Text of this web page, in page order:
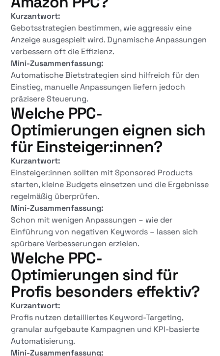
Kurzantwort:
Gebotsstrategien bestimmen, wie aggressiv eine
Anzeige ausgespielt wird. Dynamische Anpassungen
verbessern oft die Effizienz.
Mini-Zusammenfassung:
Automatische Bietstrategien sind hilfreich für den
Einstieg, manuelle Anpassungen liefern jedoch
präzisere Steuerung.
Welche PPC-
Optimierungen eignen sich
für Einsteiger:innen?
Kurzantwort:
Einsteiger:innen sollten mit Sponsored Products
starten, kleine Budgets einsetzen und die Ergebnisse
regelmäßig überprüfen.
Mini-Zusammenfassung:
Schon mit wenigen Anpassungen – wie der
Einführung von negativen Keywords – lassen sich
spürbare Verbesserungen erzielen.
Welche PPC-
Optimierungen sind für
Profis besonders effektiv?
Kurzantwort:
Profis nutzen detailliertes Keyword-Targeting,
granular aufgebaute Kampagnen und KPI-basierte
Automatisierung.
Mini-Zusammenfassung: